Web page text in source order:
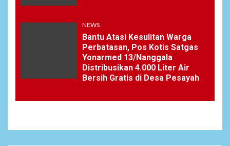
NEWS
Bantu Atasi Kesulitan Warga
Perbatasan, Pos Kotis Satgas
Yonarmed 13/Nanggala
Distribusikan 4.000 Liter Air
Bersih Gratis di Desa Pesayah